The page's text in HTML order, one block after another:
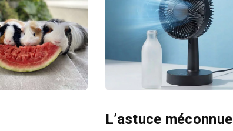
L’astuce méconnue